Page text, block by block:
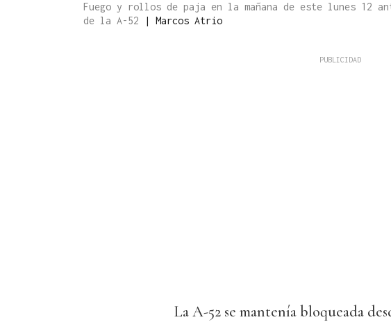
Fuego y rollos de paja en la mañana de este lunes 12
de la A-52
| Marcos Atrio
La A-52 se mantenía bloqueada